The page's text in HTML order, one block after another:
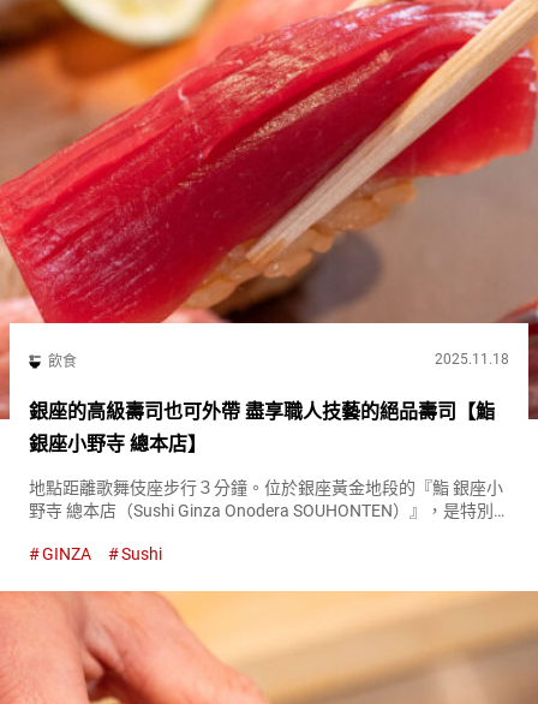
飲食 2025.11.18
銀座的高級壽司也可外帶 盡享職人技藝的絕品壽司【鮨
銀座小野寺 總本店】
地點距離歌舞伎座步行３分鐘。位於銀座黃金地段的『鮨 銀座小
野寺 總本店（Sushi Ginza Onodera SOUHONTEN）』，是特別
魚、海膽、蝦、貝類，當季最美味的海鮮應有...
GINZA Sushi